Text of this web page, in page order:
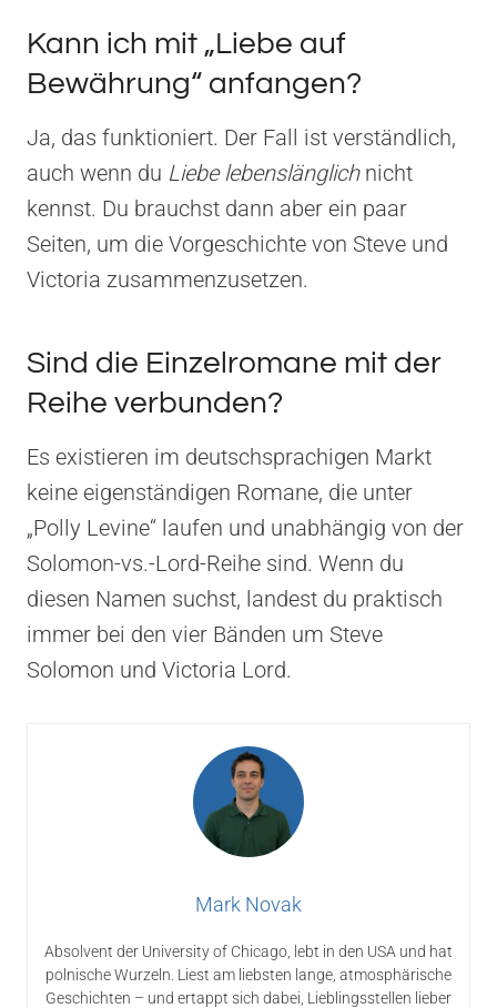
Kann ich mit „Liebe auf
Bewährung“ anfangen?
Ja, das funktioniert. Der Fall ist verständlich,
auch wenn du Liebe lebenslänglichnicht
kennst. Du brauchst dann aber ein paar
Seiten, um die Vorgeschichte von Steve und
Victoria zusammenzusetzen.
Sind die Einzelromane mit der
Reihe verbunden?
Es existieren im deutschsprachigen Markt
keine eigenständigen Romane, die unter
„Polly Levine“ laufen und unabhängig von der
Solomon-vs.-Lord-Reihe sind. Wenn du
diesen Namen suchst, landest du praktisch
immer bei den vier Bänden um Steve
Solomon und Victoria Lord.
Mark Novak
Absolvent der University of Chicago, lebt in den USA und hat
polnische Wurzeln. Liest am liebsten lange, atmosphärische
Geschichten – und ertappt sich dabei, Lieblingsstellen lieber